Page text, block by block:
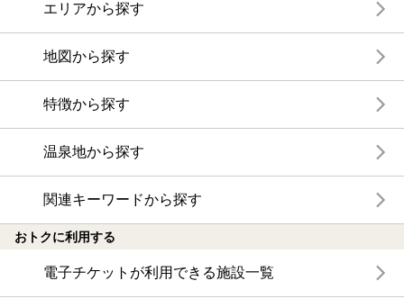
エリアから探す
地図から探す
特徴から探す
温泉地から探す
関連キーワードから探す
おトクに利用する
電子チケットが利用できる施設一覧